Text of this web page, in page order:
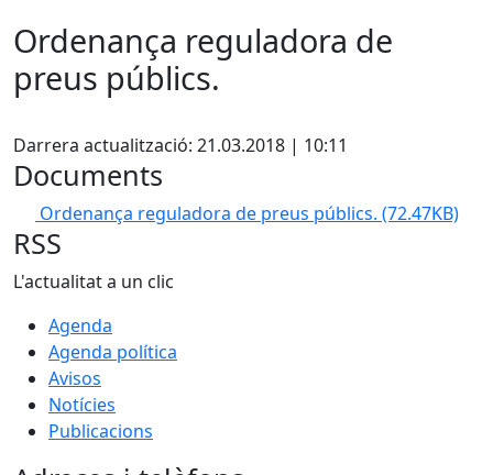
Ordenança reguladora de
preus públics.
Darrera actualització: 21.03.2018 | 10:11
Documents
Ordenança reguladora de preus públics. (72.47KB)
RSS
L'actualitat a un clic
Agenda
Agenda política
Avisos
Notícies
Publicacions